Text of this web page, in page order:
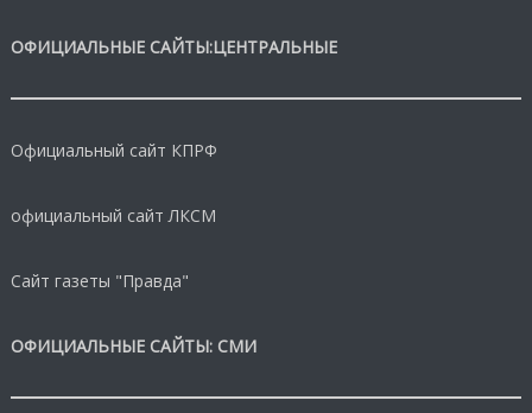
ОФИЦИАЛЬНЫЕ САЙТЫ:ЦЕНТРАЛЬНЫЕ
Официальный сайт КПРФ
официальный сайт ЛКСМ
Сайт газеты "Правда"
ОФИЦИАЛЬНЫЕ САЙТЫ: СМИ